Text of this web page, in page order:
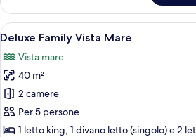
Apri
tutte
le
foto
per
Deluxe
Family
Deluxe
5
Deluxe Family Vista Mare
Vista mare
40 m²
2 camere
Per 5 persone
1 letto king, 1 divano letto (singolo) e 2